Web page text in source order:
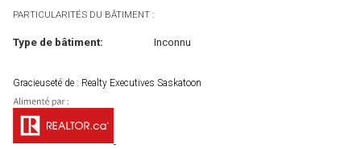
PARTICULARITÉS DU BÂTIMENT :
Type de bâtiment: Inconnu
Gracieuseté de : Realty Executives Saskatoon